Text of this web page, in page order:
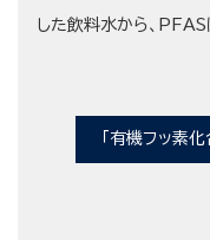
した飲料水から、PFAS
「有機フッ素